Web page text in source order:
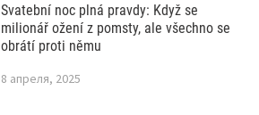
Svatební noc plná pravdy: Když se
milionář ožení z pomsty, ale všechno se
obrátí proti němu
8 апреля, 2025